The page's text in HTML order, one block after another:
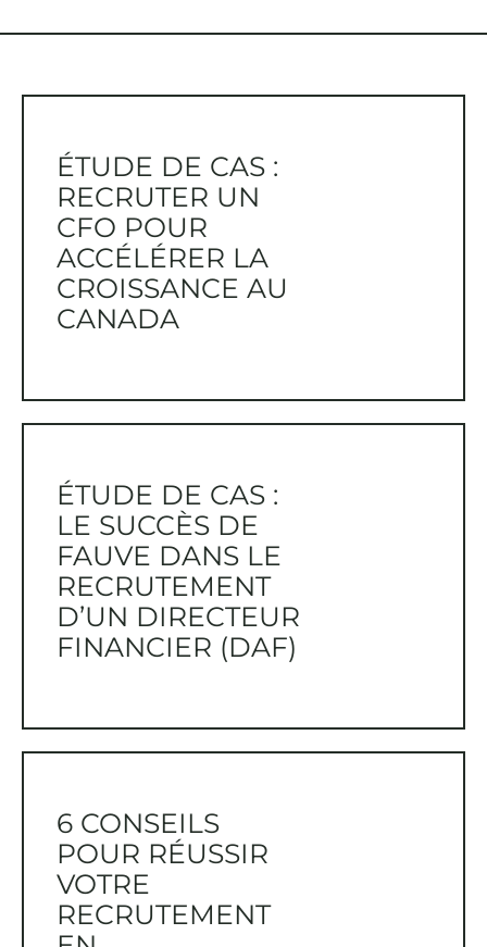
ÉTUDE DE CAS :
RECRUTER UN
CFO POUR
ACCÉLÉRER LA
CROISSANCE AU
CANADA
ÉTUDE DE CAS :
LE SUCCÈS DE
FAUVE DANS LE
RECRUTEMENT
D’UN DIRECTEUR
FINANCIER (DAF)
6 CONSEILS
POUR RÉUSSIR
VOTRE
RECRUTEMENT